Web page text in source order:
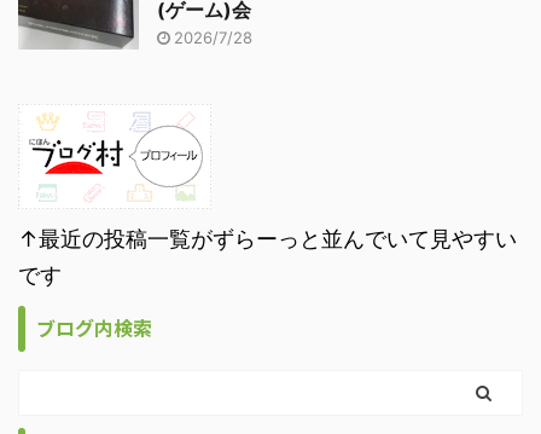
(ゲーム)会
2026/7/28
↑最近の投稿一覧がずらーっと並んでいて見やすい
です
ブログ内検索